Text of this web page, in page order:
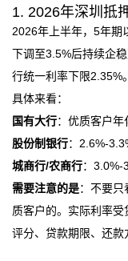
1. 2026年深圳抵
2026年上半年，5年期
下调至3.5%后持续企
行统一利率下限2.35%。
具体来看：
国有大行：优质客户
股份制银行：2.6%-
城商行/农商行：3.0%-
需要注意的是：不要只
质客户的。实际利率
评分、贷款期限、还款